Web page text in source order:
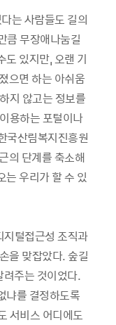
는 사람들도 길의
큼 무장애나눔길
도 있지만, 오랜 기
으면 하는 아쉬움
지 않고는 정보를
용하는 포털이나
국산림복지진흥원
의 단계를 축소해
는 우리가 할 수 있
지털접근성 조직과
을 맞잡았다. 숲길
주는 것이었다.
냐를 결정하도록
서비스 어디에도